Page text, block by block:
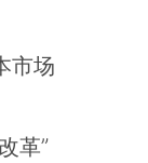
市场
革”